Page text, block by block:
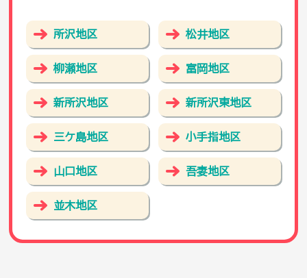
所沢地区 松井地区
柳瀬地区 富岡地区
新所沢地区 新所沢東地区
三ケ島地区 小手指地区
山口地区 吾妻地区
並木地区